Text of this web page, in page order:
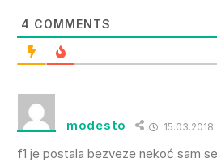
4 COMMENTS
modesto
f1 je postala bezveze nekoć sam